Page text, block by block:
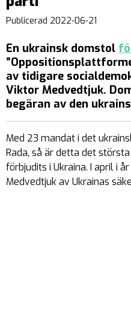
Publicerad 2022-06-21
En ukrainsk domstol
av tidigare
Viktor Medvedtjuk.
begäran av den
Med 23 mandat i det
Rada, så är detta det
förbjudits i Ukraina. I april i
Medvedtjuk av Ukrainas